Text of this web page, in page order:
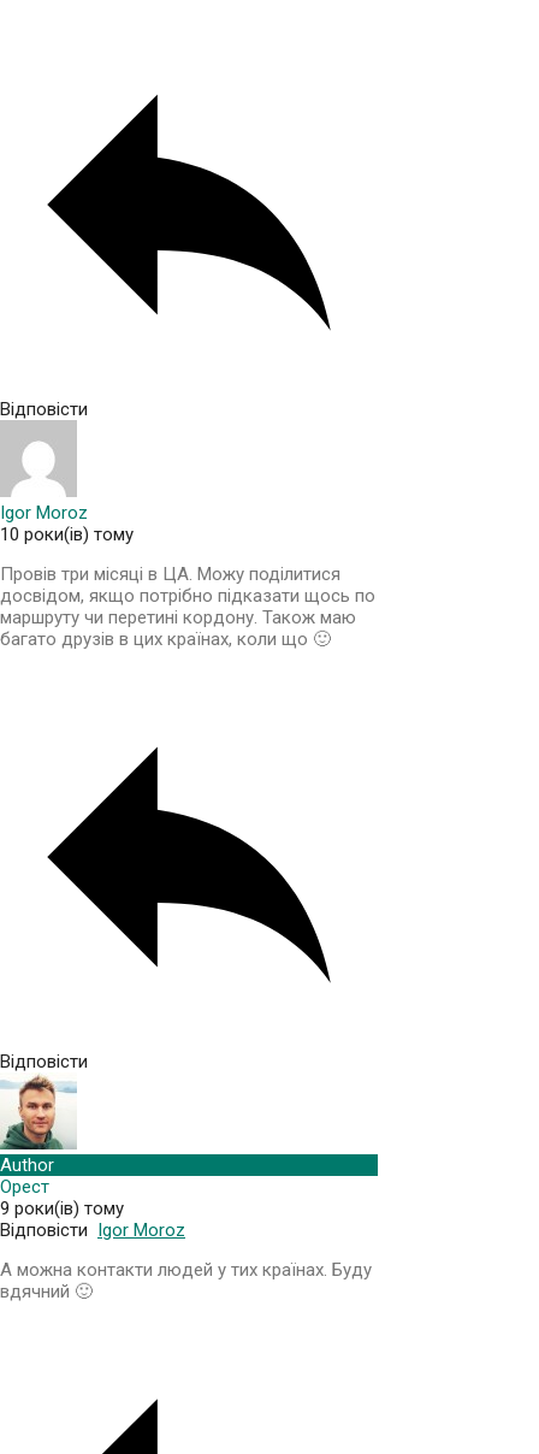
Відповісти
Igor Moroz
10 роки(ів) тому
Провів три місяці в ЦА. Можу поділитися
досвідом, якщо потрібно підказати щось по
маршруту чи перетині кордону. Також маю
багато друзів в цих країнах, коли що 🙂
Відповісти
Author
Орест
9 роки(ів) тому
Відповісти Igor Moroz
А можна контакти людей у тих країнах. Буду
вдячний 🙂